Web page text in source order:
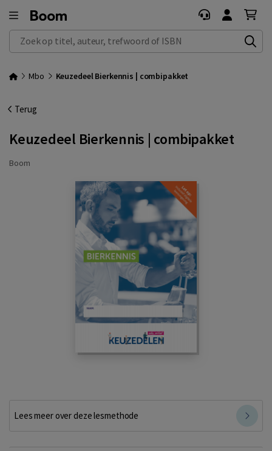
Zoek op titel, auteur, trefwoord of ISBN
Mbo Keuzedeel Bierkennis | combipakket
Terug
Keuzedeel Bierkennis | combipakket
Boom
Lees meer over deze lesmethode